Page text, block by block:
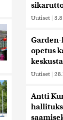
Uutiset |
opetus
Uutiset |
Antti